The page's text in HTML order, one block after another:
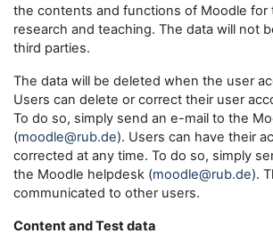
the contents and functions of Moodle for
research and teaching. The data will not
third parties.
The data will be deleted when the user
Users can delete or correct their user
To do so, simply send an e-mail to the
(moodle@rub.de). Users can have their
corrected at any time. To do so, simply
the Moodle helpdesk (moodle@rub.de).
communicated to other users.
Content and Test data